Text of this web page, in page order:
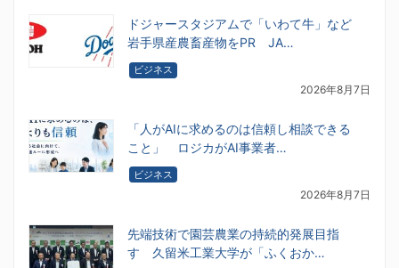
ドジャースタジアムで「いわて牛」など
岩手県産農畜産物をPR JA…
ビジネス
2026年8月7日
「人がAIに求めるのは信頼し相談できる
こと」 ロジカがAI事業者…
ビジネス
2026年8月7日
先端技術で園芸農業の持続的発展目指
す 久留米工業大学が「ふくおか…